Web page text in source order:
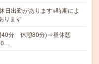
日出勤があります※時期によ
ります
40分 休憩80分)⇒昼休憩